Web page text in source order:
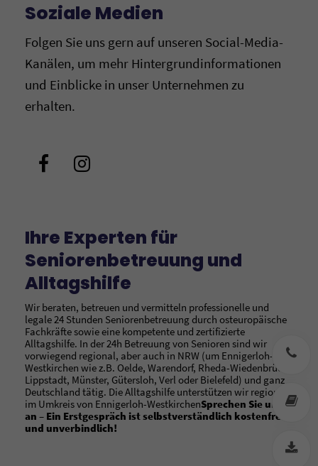
Soziale Medien
Folgen Sie uns gern auf unseren Social-Media-
Kanälen, um mehr Hintergrundinformationen
und Einblicke in unser Unternehmen zu
erhalten.
Ihre Experten für
Seniorenbetreuung und
Alltagshilfe
Wir beraten, betreuen und vermitteln professionelle und
legale 24 Stunden Seniorenbetreuung durch osteuropäische
Fachkräfte sowie eine kompetente und zertifizierte
Alltagshilfe. In der 24h Betreuung von Senioren sind wir
vorwiegend regional, aber auch in NRW (um Ennigerloh-
Westkirchen wie z.B. Oelde, Warendorf, Rheda-Wiedenbrück,
Lippstadt, Münster, Gütersloh, Verl oder Bielefeld) und ganz
Deutschland tätig. Die Alltagshilfe unterstützen wir regional
im Umkreis von Ennigerloh-WestkirchenSprechen Sie uns
an – Ein Erstgespräch ist selbstverständlich kostenfrei
und unverbindlich!